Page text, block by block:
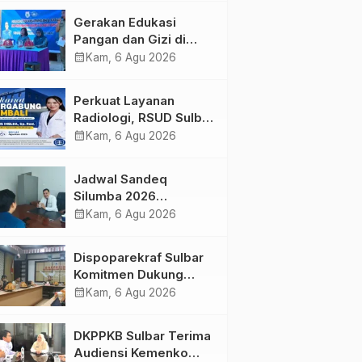
Bersama Sky World
TMII
Gerakan Edukasi
Pangan dan Gizi di
Mamasa: Tingkatkan
dalam Pemenuhan Gizi
calendar_month Kam, 6 Agu 2026
Perkuat Layanan
Radiologi, RSUD Sulbar
Sambut Kembali dr. Iis
calendar_month Kam, 6 Agu 2026
Jadwal Sandeq
Silumba 2026
Disesuaikan,
Tetap Dimatangkan
calendar_month Kam, 6 Agu 2026
Dispoparekraf Sulbar
Komitmen Dukung
Penyusunan RAD
calendar_month Kam, 6 Agu 2026
DKPPKB Sulbar Terima
Audiensi Kemenko